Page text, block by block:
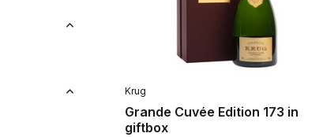
Krug
Grande Cuvée Edition 173 in
giftbox